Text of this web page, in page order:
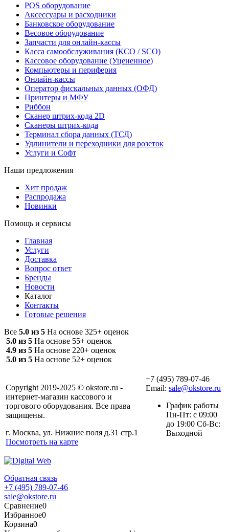
POS оборудование
Аксессуары и расходники
Банковское оборудование
Весовое оборудование
Запчасти для онлайн-кассы
Касса самообслуживания (КСО / SCO)
Кассовое оборудование (Уцененное)
Компьютеры и периферия
Онлайн-кассы
Оператор фискальных данных (ОФД)
Принтеры и МФУ
Риббон
Сканер штрих-кода 2D
Сканеры штрих-кода
Терминал сбора данных (ТСД)
Удлинители и переходники для розеток
Услуги и Софт
Наши предложения
Хит продаж
Распродажа
Новинки
Помощь и сервисы
Главная
Услуги
Доставка
Вопрос ответ
Бренды
Новости
Каталог
Контакты
Готовые решения
Все 5.0 из 5 На основе 325+ оценок
5.0 из 5 На основе 55+ оценок
4.9 из 5 На основе 220+ оценок
5.0 из 5 На основе 52+ оценок
Copyright 2019-2025 © okstore.ru -
интернет-магазин кассового и
торгового оборудования. Все права
защищены.
г. Москва, ул. Нижние поля д.31 стр.1
Посмотреть на карте
+7 (495) 789-07-46
Email: sale@okstore.ru
График работы
Пн-Пт: с 09:00
до 19:00 Сб-Вс:
Выходной
Обратная связь
+7 (495) 789-07-46
sale@okstore.ru
Сравнение0
Избранное0
Корзина0